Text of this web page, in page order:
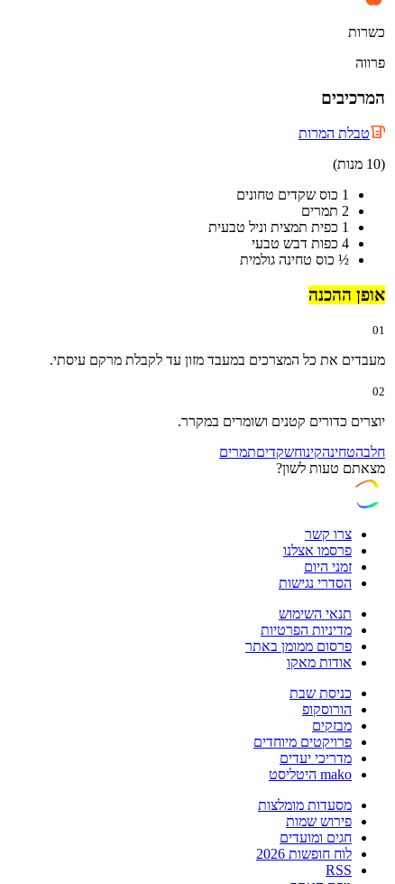
כשרות
פרווה
המרכיבים
טבלת המרות
(10 מנות)
1 כוס שקדים טחונים
2 תמרים
1 כפית תמצית וניל טבעית
4 כפות דבש טבעי
½ כוס טחינה גולמית
אופן ההכנה
01
מעבדים את כל המצרכים במעבד מזון עד לקבלת מרקם עיסתי.
02
יוצרים כדורים קטנים ושומרים במקרר.
חלבהטחינהקינוחשקדיםתמרים
מצאתם טעות לשון?
צרו קשר
פרסמו אצלנו
זמני היום
הסדרי נגישות
תנאי השימוש
מדיניות הפרטיות
פרסום ממומן באתר
אודות מאקו
כניסת שבת
הורוסקופ
מבזקים
פרויקטים מיוחדים
מדריכי יעדים
mako היטליסט
מסעדות מומלצות
פירוש שמות
חגים ומועדים
לוח חופשות 2026
RSS